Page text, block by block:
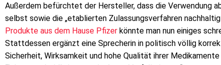
Außerdem befürchtet der Hersteller, dass die Verwendung
selbst sowie die „etablierten Zulassungsverfahren
Produkte aus dem Hause Pfizer könnte man nun einiges
Stattdessen ergänzt eine Sprecherin in politisch völlig
Sicherheit, Wirksamkeit und hohe Qualität ihrer